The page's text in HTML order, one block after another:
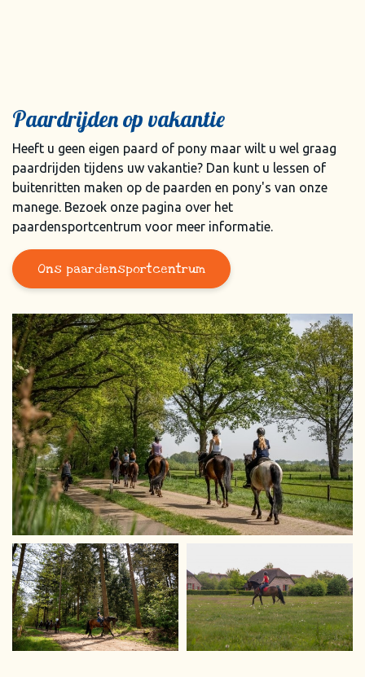
Paardrijden op vakantie
Heeft u geen eigen paard of pony maar wilt u wel graag
paardrijden tijdens uw vakantie? Dan kunt u lessen of
buitenritten maken op de paarden en pony's van onze
manege. Bezoek onze pagina over het
paardensportcentrum voor meer informatie.
Ons paardensportcentrum